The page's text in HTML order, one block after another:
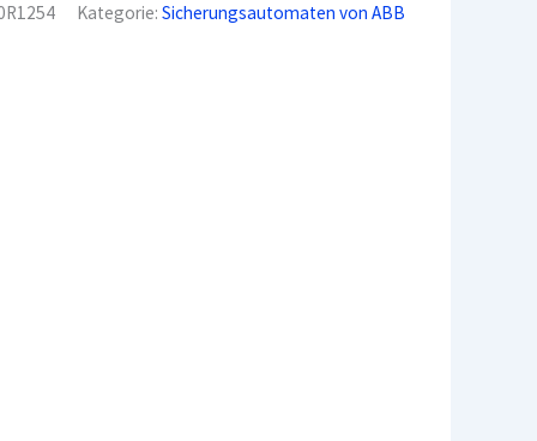
Kategorie:Sicherungsautomaten von ABB